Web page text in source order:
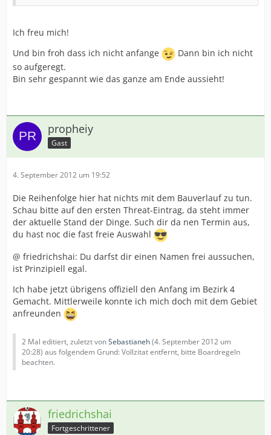
propheiy 4
Ich freu mich!
Und bin froh dass ich nicht anfange
Dann bin ich nicht
so aufgeregt.
Bin sehr gespannt wie das ganze am Ende aussieht!
propheiy
Gast
4. September 2012 um 19:52
Die Reihenfolge hier hat nichts mit dem Bauverlauf zu tun.
Schau bitte auf den ersten Threat-Eintrag, da steht immer
der aktuelle Stand der Dinge. Such dir da nen Termin aus,
du hast noc die fast freie Auswahl
@ friedrichshai: Du darfst dir einen Namen frei aussuchen,
ist Prinzipiell egal.
Ich habe jetzt übrigens offiziell den Anfang im Bezirk 4
Gemacht. Mittlerweile konnte ich mich doch mit dem Gebiet
anfreunden
2 Mal editiert, zuletzt vonSebastianeh(4. September 2012 um
20:28) aus folgendem Grund: Vollzitat entfernt, bitte Boardregeln
beachten.
friedrichshai
Fortgeschrittener